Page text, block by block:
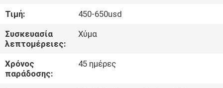
ΕΛΆΤΕ
ΣΕ
ΕΠΑΦΉ
ΜΕ
Τιμή:
450-650usd
Συσκευασία
λεπτομέρειες:
Χύμα
Χρόνος
παράδοσης:
45 ημέρες